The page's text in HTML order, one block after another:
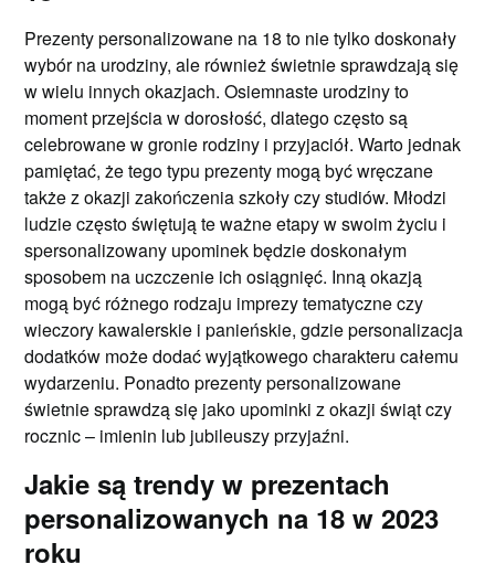
Prezenty personalizowane na 18 to nie tylko doskonały
wybór na urodziny, ale również świetnie sprawdzają się
w wielu innych okazjach. Osiemnaste urodziny to
moment przejścia w dorosłość, dlatego często są
celebrowane w gronie rodziny i przyjaciół. Warto jednak
pamiętać, że tego typu prezenty mogą być wręczane
także z okazji zakończenia szkoły czy studiów. Młodzi
ludzie często świętują te ważne etapy w swoim życiu i
spersonalizowany upominek będzie doskonałym
sposobem na uczczenie ich osiągnięć. Inną okazją
mogą być różnego rodzaju imprezy tematyczne czy
wieczory kawalerskie i panieńskie, gdzie personalizacja
dodatków może dodać wyjątkowego charakteru całemu
wydarzeniu. Ponadto prezenty personalizowane
świetnie sprawdzą się jako upominki z okazji świąt czy
rocznic – imienin lub jubileuszy przyjaźni.
Jakie są trendy w prezentach
personalizowanych na 18 w 2023
roku